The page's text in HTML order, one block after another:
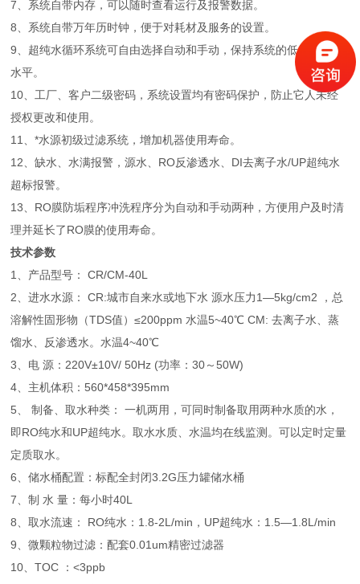
7、系统自带内存，可以随时查看运行及报警数据。
8、系统自带万年历时钟，便于对耗材及服务的设置。
9、超纯水循环系统可自由选择自动和手动，保持系统的低细菌污染
水平。
10、工厂、客户二级密码，系统设置均有密码保护，防止它人未经
授权更改和使用。
11、*水源初级过滤系统，增加机器使用寿命。
12、缺水、水满报警，源水、RO反渗透水、DI去离子水/UP超纯水
超标报警。
13、RO膜防垢程序冲洗程序分为自动和手动两种，方便用户及时清
理并延长了RO膜的使用寿命。
技术参数
1、产品型号： CR/CM-40L
2、进水水源： CR:城市自来水或地下水 源水压力1—5kg/cm2 ，总
溶解性固形物（TDS值）≤200ppm 水温5~40℃ CM: 去离子水、蒸
馏水、反渗透水。水温4~40℃
3、电 源：220V±10V/ 50Hz (功率：30～50W)
4、主机体积：560*458*395mm
5、 制备、取水种类： 一机两用，可同时制备取用两种水质的水，
即RO纯水和UP超纯水。取水水质、水温均在线监测。可以定时定量
定质取水。
6、储水桶配置：标配全封闭3.2G压力罐储水桶
7、制 水 量：每小时40L
8、取水流速： RO纯水：1.8-2L/min，UP超纯水：1.5—1.8L/min
9、微颗粒物过滤：配套0.01um精密过滤器
10、TOC ：<3ppb